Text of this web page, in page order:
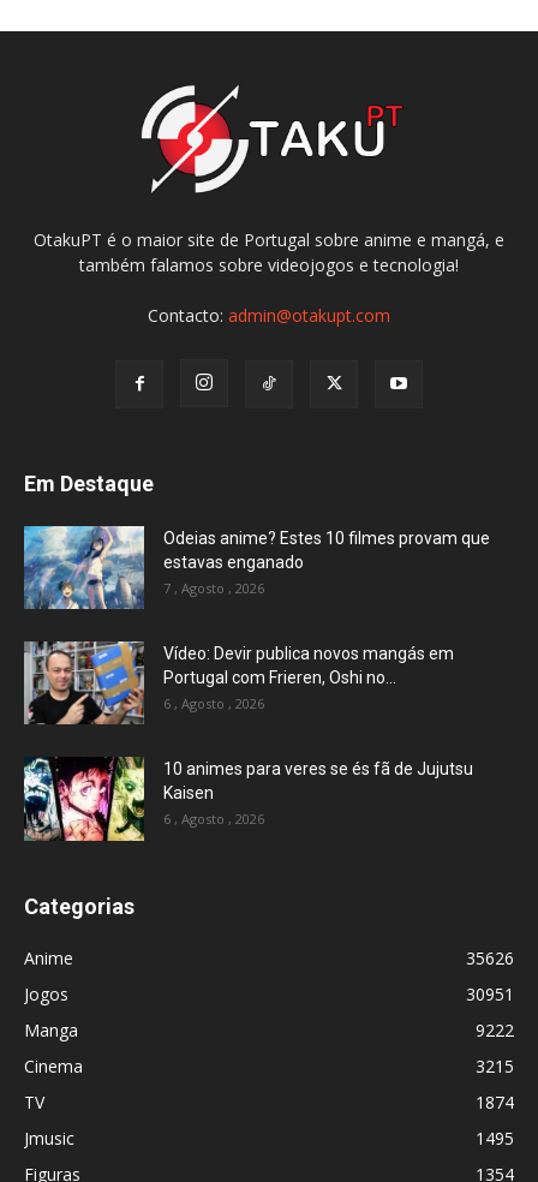
OtakuPT é o maior site de Portugal sobre anime e mangá, e
também falamos sobre videojogos e tecnologia!
Contacto: admin@otakupt.com
Em Destaque
Odeias anime? Estes 10 filmes provam que
estavas enganado
7 , Agosto , 2026
Vídeo: Devir publica novos mangás em
Portugal com Frieren, Oshi no...
6 , Agosto , 2026
10 animes para veres se és fã de Jujutsu
Kaisen
6 , Agosto , 2026
Categorias
Anime
35626
Jogos
30951
Manga
9222
Cinema
3215
TV
1874
Jmusic
1495
Figuras
1354